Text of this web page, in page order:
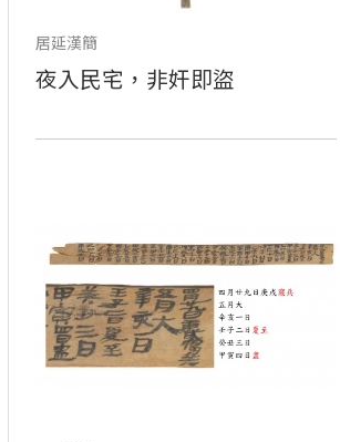
居延漢簡
夜入民宅，非奸即盜